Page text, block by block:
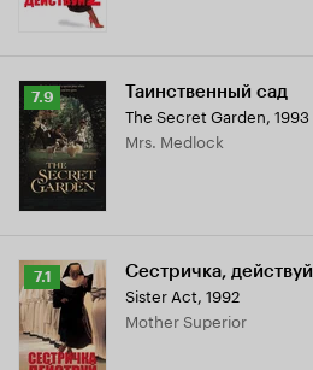
Рейтинг
Кинопоиска
7.9
7.9 Таинственный сад
The Secret Garden, 1993
Mrs. Medlock
Рейтинг
Кинопоиска
7.1
7.1 Сестричка, действуй
Sister Act, 1992
Mother Superior